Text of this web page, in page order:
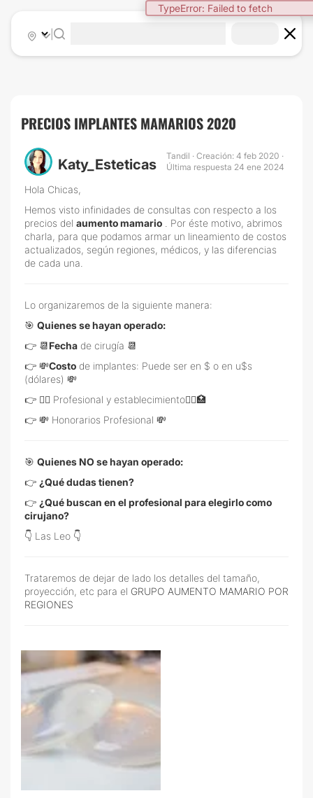
TypeError: Failed to fetch
|
PRECIOS IMPLANTES MAMARIOS 2020
Katy_Esteticas
Tandil · Creación: 4 feb 2020 ·
Última respuesta 24 ene 2024
Hola Chicas,
Hemos visto infinidades de consultas con respecto a los
precios del aumento mamario . Por éste motivo, abrimos
charla, para que podamos armar un lineamiento de costos
actualizados, según regiones, médicos, y las diferencias
de cada una.
Lo organizaremos de la siguiente manera:
🎯 Quienes se hayan operado:
👉 📆Fecha de cirugía 📆
👉 💸Costo de implantes: Puede ser en $ o en u$s
(dólares) 💸
👉 👩‍⚕️ Profesional y establecimiento👨‍⚕️🏥
👉 💸 Honorarios Profesional 💸
🎯 Quienes NO se hayan operado:
👉 ¿Qué dudas tienen?
👉 ¿Qué buscan en el profesional para elegirlo como
cirujano?
👇 Las Leo 👇
Trataremos de dejar de lado los detalles del tamaño,
proyección, etc para el GRUPO AUMENTO MAMARIO POR
REGIONES